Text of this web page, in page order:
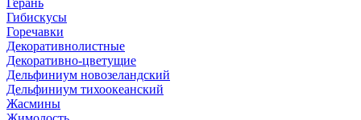
Герань
Гибискусы
Горечавки
Декоративнолистные
Декоративно-цветущие
Дельфиниум новозеландский
Дельфиниум тихоокеанский
Жасмины